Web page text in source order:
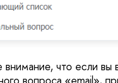
что если вы